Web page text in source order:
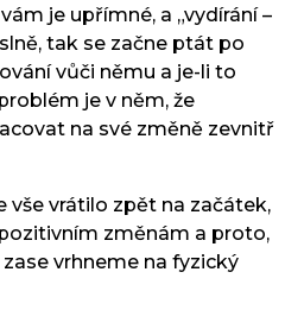
je upřímné, a „vydírání –
tak se začne ptát po
vůči němu a je-li to
je v něm, že
na své změně zevnitř
vše vrátilo zpět na začátek,
změnám a proto,
vrhneme na fyzický